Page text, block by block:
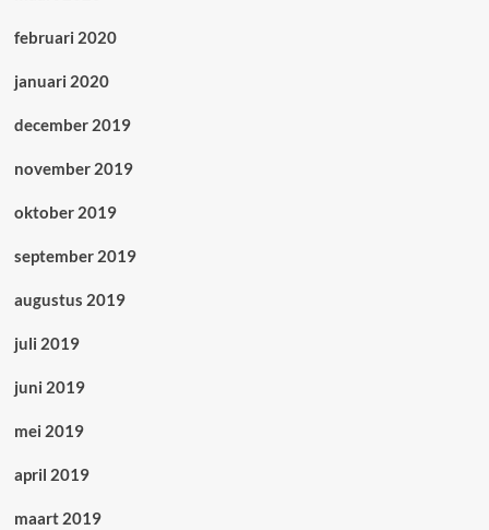
februari 2020
januari 2020
december 2019
november 2019
oktober 2019
september 2019
augustus 2019
juli 2019
juni 2019
mei 2019
april 2019
maart 2019